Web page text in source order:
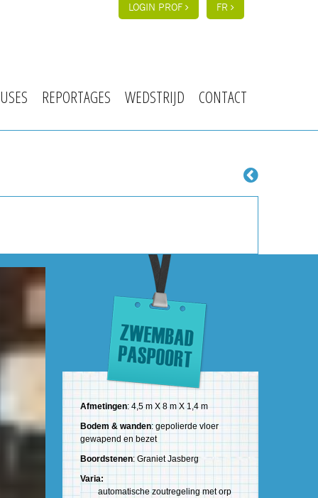
LOGIN PROF FR
REPORTAGES WEDSTRIJD CONTACT
Afmetingen: 4,5 m X 8 m X 1,4 m
Bodem & wanden: gepolierde vloer
gewapend en bezet
Boordstenen: Graniet Jasberg
Varia:
automatische zoutregeling met orp